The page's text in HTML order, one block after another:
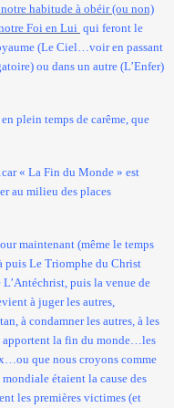
habitude à obéir (ou non)
Foi en Lui qui feront le
(Le Ciel…voir en passant
ou dans un autre (L’Enfer)
plein temps de carême, que
« La Fin du Monde » est
au milieu des places
maintenant (même le temps
puis Le Triomphe du Christ
puis la venue de
à juger les autres,
à condamner les autres, à les
apportent la fin du monde…les
que nous croyons comme
étaient la cause des
les premières victimes (et